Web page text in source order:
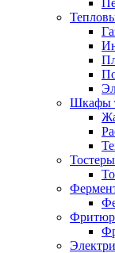
Шкафы
Тостеры